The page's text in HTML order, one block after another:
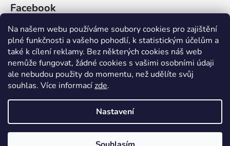
Na našem webu používáme soubory cookies pro zajištění
plné funkčnosti a vašeho pohodlí, k statistickým účelům a
také k cílení reklamy. Bez některých cookies náš web
nemůže fungovat, žádné cookies s vašimi osobními údaji
ale nebudou použity do momentu, než udělíte svůj
souhlas. Více informacízde.
Nastavení
Facebook
Partnerská prodejna Barefoot Plzeň
Vytvořil Shoptet